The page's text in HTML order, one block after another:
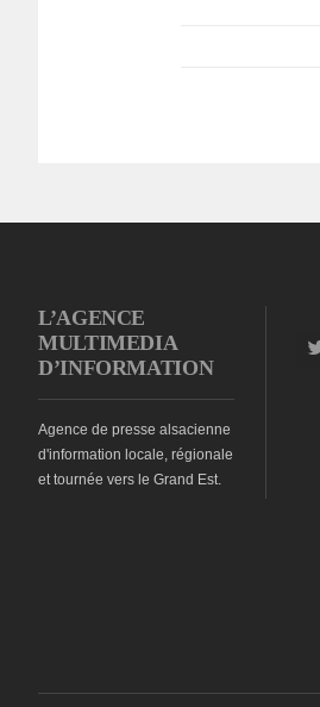
L’AGENCE
MULTIMEDIA
D’INFORMATION
Agence de presse alsacienne
d'information locale, régionale
et tournée vers le Grand Est.